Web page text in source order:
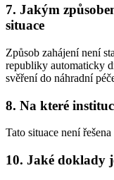
7. Jakým
situace
Způsob zahájení není
republiky automaticky
svěření do náhradní
8. Na které
Tato situace není
10. Jaké doklady